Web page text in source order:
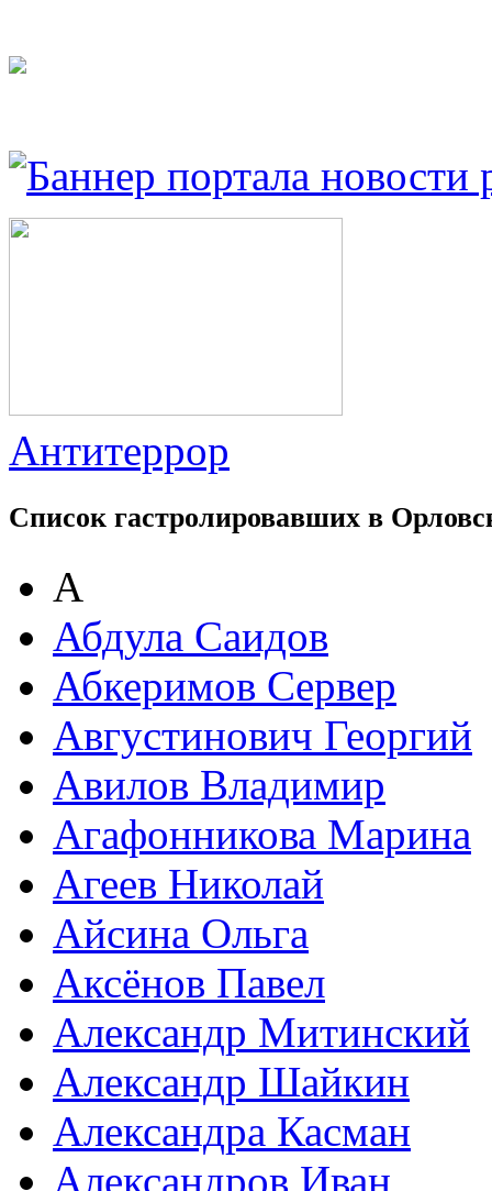
Антитеррор
Список гастролировавших в
А
Абдула Саидов
Абкеримов Сервер
Августинович Георгий
Авилов Владимир
Агафонникова Марина
Агеев Николай
Айсина Ольга
Аксёнов Павел
Александр Митинский
Александр Шайкин
Александра Касман
Александров Иван